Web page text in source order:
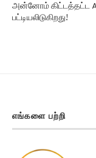
அன்னோம் கிட்டத்தட்ட
பட்டியலிடுகிறது!
எங்களை பற்றி